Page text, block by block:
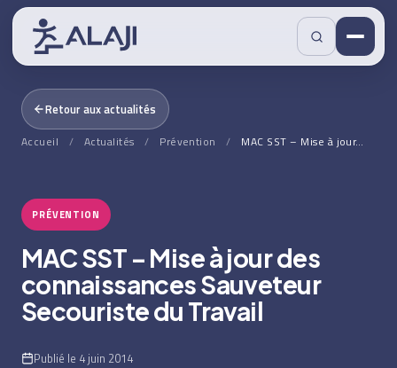
Retour aux actualités
Accueil / Actualités / Prévention / MAC SST – Mise à jour…
PRÉVENTION
MAC SST – Mise à jour des
connaissances Sauveteur
Secouriste du Travail
Publié le 4 juin 2014